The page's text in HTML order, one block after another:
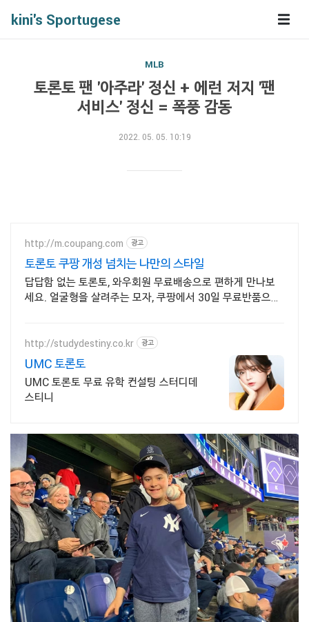
kini's Sportugese
MLB
토론토 팬 '아주라' 정신 + 에런 저지 '팬
서비스' 정신 = 폭풍 감동
2022. 05. 05. 10:19
http://m.coupang.com 광고
토론토 쿠팡 개성 넘치는 나만의 스타일
답답함 없는 토론토, 와우회원 무료배송으로 편하게 만나보
세요. 얼굴형을 살려주는 모자, 쿠팡에서 30일 무료반품으로
http://studydestiny.co.kr 광고
UMC 토론토
UMC 토론토 무료 유학 컨설팅 스터디데
스티니